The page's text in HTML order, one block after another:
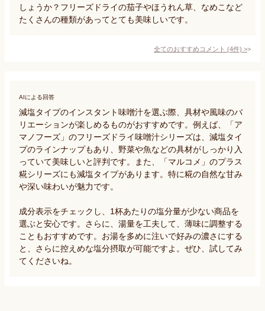
しょうか？フリーズドライの茄子やほうれん草、なめこなど
たくさんの種類があってとても美味しいです。
全てのおすすめコメント (4件) >
AIによる回答
減塩タイプのインスタント味噌汁を選ぶ際、具材や風味のバ
リエーションが楽しめるものがおすすめです。例えば、「ア
マノフーズ」のフリーズドライ味噌汁シリーズは、減塩タイ
プのラインナップもあり、野菜や魚などの具材がしっかり入
っていて美味しいと評判です。また、「マルコメ」のプラス
糀シリーズにも減塩タイプがあります。特に糀の自然な甘み
や深い味わいが魅力です。
成分表示をチェックし、1杯あたりの塩分量が少ない商品を
選ぶと安心です。さらに、湯量を工夫して、薄味に調整する
こともおすすめです。お湯を多めに注いで好みの濃さにする
と、さらに控えめな塩分摂取が可能ですよ。ぜひ、試してみ
てくださいね。